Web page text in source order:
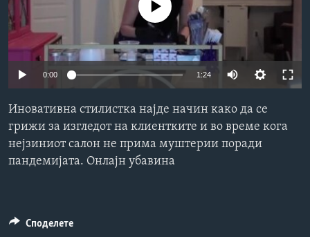
ИНТЕРВЈУА
Јазици
No media source currently available
0:00 1:24
Иновативна стилистка најде начин како да се
грижи за изгледот на клиентките и во време кога
нејзиниот салон не прима муштерии поради
пандемијата. Онлајн убавина
Споделете